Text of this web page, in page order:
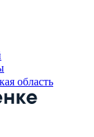
область